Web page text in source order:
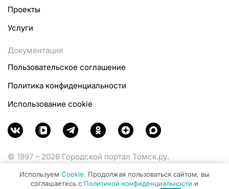
Проекты
Услуги
Документация
Пользовательское соглашение
Политика конфиденциальности
Использование cookie
© 1997 – 2026 Городской портал Томск.ру.
Министерства цифрового развития, связи и массовых
Используем Cookie. Продолжая пользоваться сайтом, вы
соглашаетесь с Политикой конфиденциальности и